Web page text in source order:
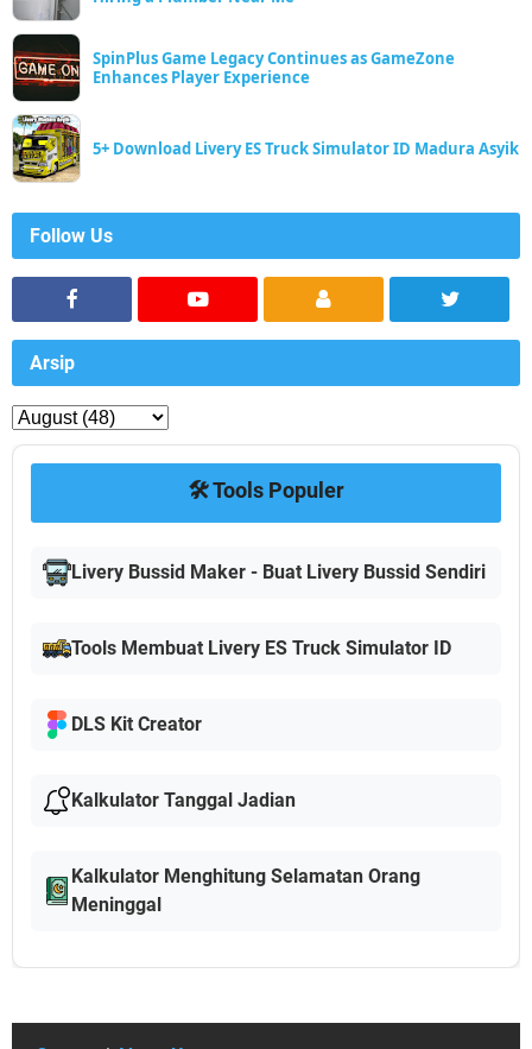
SpinPlus Game Legacy Continues as GameZone
Enhances Player Experience
5+ Download Livery ES Truck Simulator ID Madura Asyik
Follow Us
Arsip
🛠️ Tools Populer
Livery Bussid Maker - Buat Livery Bussid Sendiri
Tools Membuat Livery ES Truck Simulator ID
DLS Kit Creator
Kalkulator Tanggal Jadian
Kalkulator Menghitung Selamatan Orang
Meninggal